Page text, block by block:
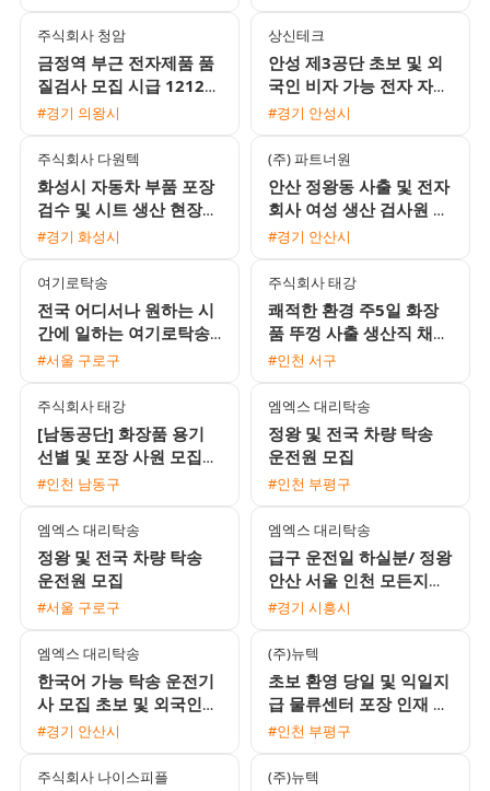
주식회사 청암
금정역 부근 전자제품 품
질검사 모집 시급 12120
원 주급 가능 완벽한 좌식
#경기 의왕시
상신테크
안성 제3공단 초보 및 외
국인 비자 가능 전자 자동
차 부품 조립 검수 용접
#경기 안성시
주식회사 다원텍
화성시 자동차 부품 포장
검수 및 시트 생산 현장
사원 채용
#경기 화성시
(주) 파트너원
안산 정왕동 사출 및 전자
회사 여성 생산 검사원 모
집 주급 일당 지급 및 통
#경기 안산시
여기로탁송
전국 어디서나 원하는 시
간에 일하는 여기로탁송
운전기사 모집 (초보 및
#서울 구로구
주식회사 태강
쾌적한 환경 주5일 화장
품 뚜껑 사출 생산직 채용
주급 가능 및 정직원 전환
#인천 서구
주식회사 태강
[남동공단] 화장품 용기
선별 및 포장 사원 모집
(주급 가능 / 주5일 2교
#인천 남동구
엠엑스 대리탁송
정왕 및 전국 차량 탁송
운전원 모집
#인천 부평구
엠엑스 대리탁송
정왕 및 전국 차량 탁송
운전원 모집
#서울 구로구
엠엑스 대리탁송
급구 운전일 하실분/ 정왕
안산 서울 인천 모든지역
가능
#경기 시흥시
엠엑스 대리탁송
한국어 가능 탁송 운전기
사 모집 초보 및 외국인
환영
#경기 안산시
(주)뉴텍
초보 환영 당일 및 익일지
급 물류센터 포장 인재 모
집
#인천 부평구
주식회사 나이스피플 (주)뉴텍